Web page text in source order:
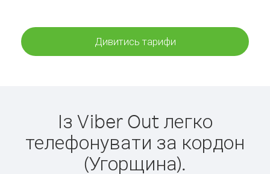
Дивитись тарифи
Із Viber Out легко
телефонувати за кордон
(Угорщина).